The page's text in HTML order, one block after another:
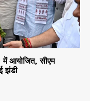
आयोजित, सीएम
झंडी